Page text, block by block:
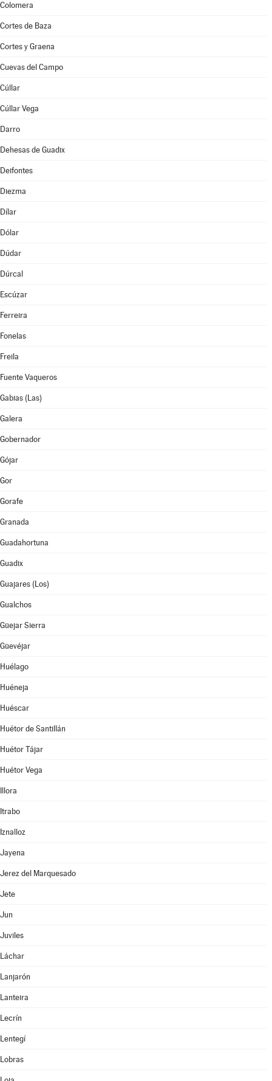
Colomera
Cortes de Baza
Cortes y Graena
Cuevas del Campo
Cúllar
Cúllar Vega
Darro
Dehesas de Guadix
Deifontes
Diezma
Dílar
Dólar
Dúdar
Dúrcal
Escúzar
Ferreira
Fonelas
Freila
Fuente Vaqueros
Gabias (Las)
Galera
Gobernador
Gójar
Gor
Gorafe
Granada
Guadahortuna
Guadix
Guajares (Los)
Gualchos
Güejar Sierra
Güevéjar
Huélago
Huéneja
Huéscar
Huétor de Santillán
Huétor Tájar
Huétor Vega
Illora
Itrabo
Iznalloz
Jayena
Jerez del Marquesado
Jete
Jun
Juviles
Láchar
Lanjarón
Lanteira
Lecrín
Lentegí
Lobras